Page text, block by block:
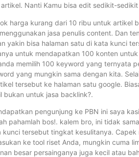
Nanti Kamu bisa edit sedikit-
harga kurang dari 10 ribu untuk artikel
jasa penulis content. Dan
yakin bisa halaman satu di kata kunci
untuk mendapatkan 100 konten
memilih 100 keyword yang ternyata
yang mungkin sama dengan kita.
tersebut ke halaman satu google.
untuk jasa backlink?.
pengunjung ke PBN ini saya
pahamlah bos!. kalem bro, ini tidak
kunci tersebut tingkat kesulitanya.
ke tool riset Anda, mungkin cuma
besar persainganya juga kecil atau